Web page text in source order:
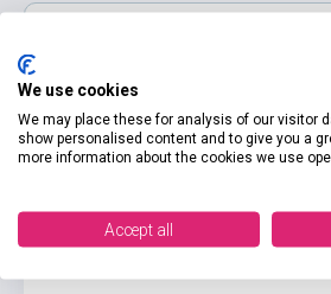
We use cookies
We may place these for analysis of our visitor
show personalised content and to give you a
more information about the cookies we use
Accept all